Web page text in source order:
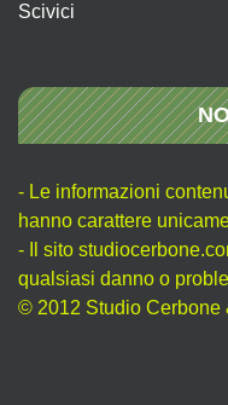
Scivici
- Le informazioni
hanno carattere
- Il sito
qualsiasi danno o
© 2012 Studio Cerbone